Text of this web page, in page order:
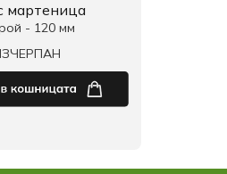
мартеница
- 120 мм